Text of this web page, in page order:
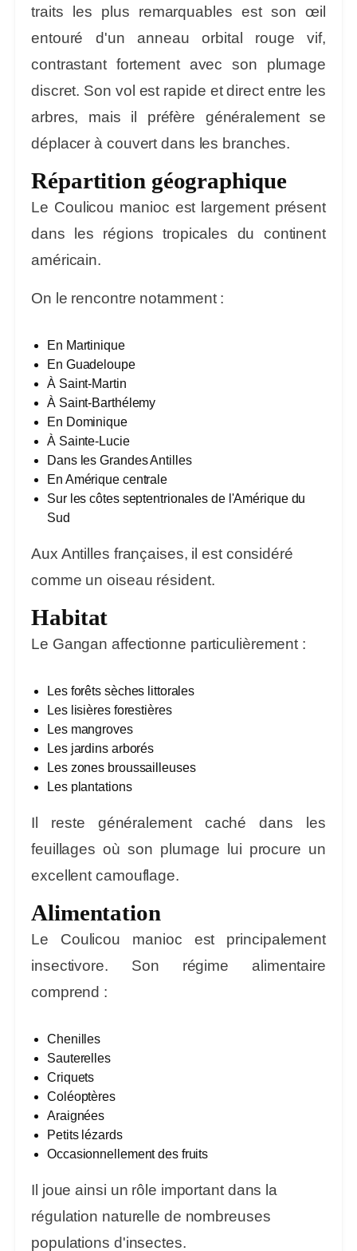
traits les plus remarquables est son œil
entouré d'un anneau orbital rouge vif,
contrastant fortement avec son plumage
discret. Son vol est rapide et direct entre les
arbres, mais il préfère généralement se
déplacer à couvert dans les branches.
Répartition géographique
Le Coulicou manioc est largement présent
dans les régions tropicales du continent
américain.
On le rencontre notamment :
En Martinique
En Guadeloupe
À Saint-Martin
À Saint-Barthélemy
En Dominique
À Sainte-Lucie
Dans les Grandes Antilles
En Amérique centrale
Sur les côtes septentrionales de l'Amérique du
Sud
Aux Antilles françaises, il est considéré
comme un oiseau résident.
Habitat
Le Gangan affectionne particulièrement :
Les forêts sèches littorales
Les lisières forestières
Les mangroves
Les jardins arborés
Les zones broussailleuses
Les plantations
Il reste généralement caché dans les
feuillages où son plumage lui procure un
excellent camouflage.
Alimentation
Le Coulicou manioc est principalement
insectivore. Son régime alimentaire
comprend :
Chenilles
Sauterelles
Criquets
Coléoptères
Araignées
Petits lézards
Occasionnellement des fruits
Il joue ainsi un rôle important dans la
régulation naturelle de nombreuses
populations d'insectes.